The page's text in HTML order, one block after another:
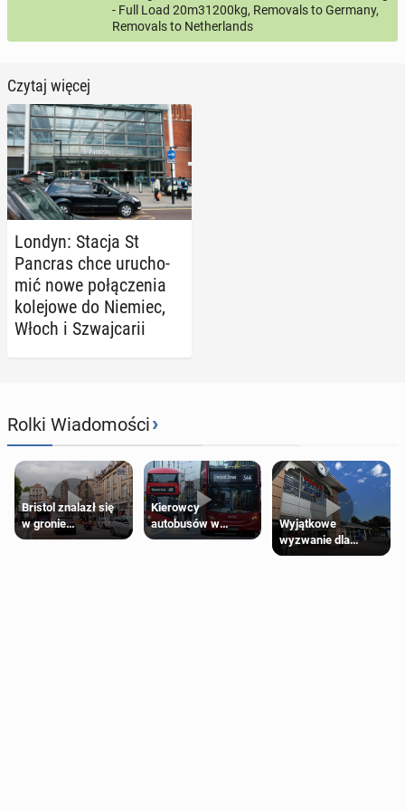
- Full Load 20m31200kg, Removals to Germany,
Removals to Netherlands
Czytaj więcej
Londyn: Stacja St
Pancras chce uru­cho­
mić nowe po­łą­cze­nia
ko­le­jo­we do Niemiec,
Włoch i Szwaj­ca­rii
Rolki Wiadomości›
Bristol znalazł się
w gronie
najlepszych
Kierowcy
autobusów w
Londynie
Wyjątkowe
wyzwanie dla
posiadaczy kart